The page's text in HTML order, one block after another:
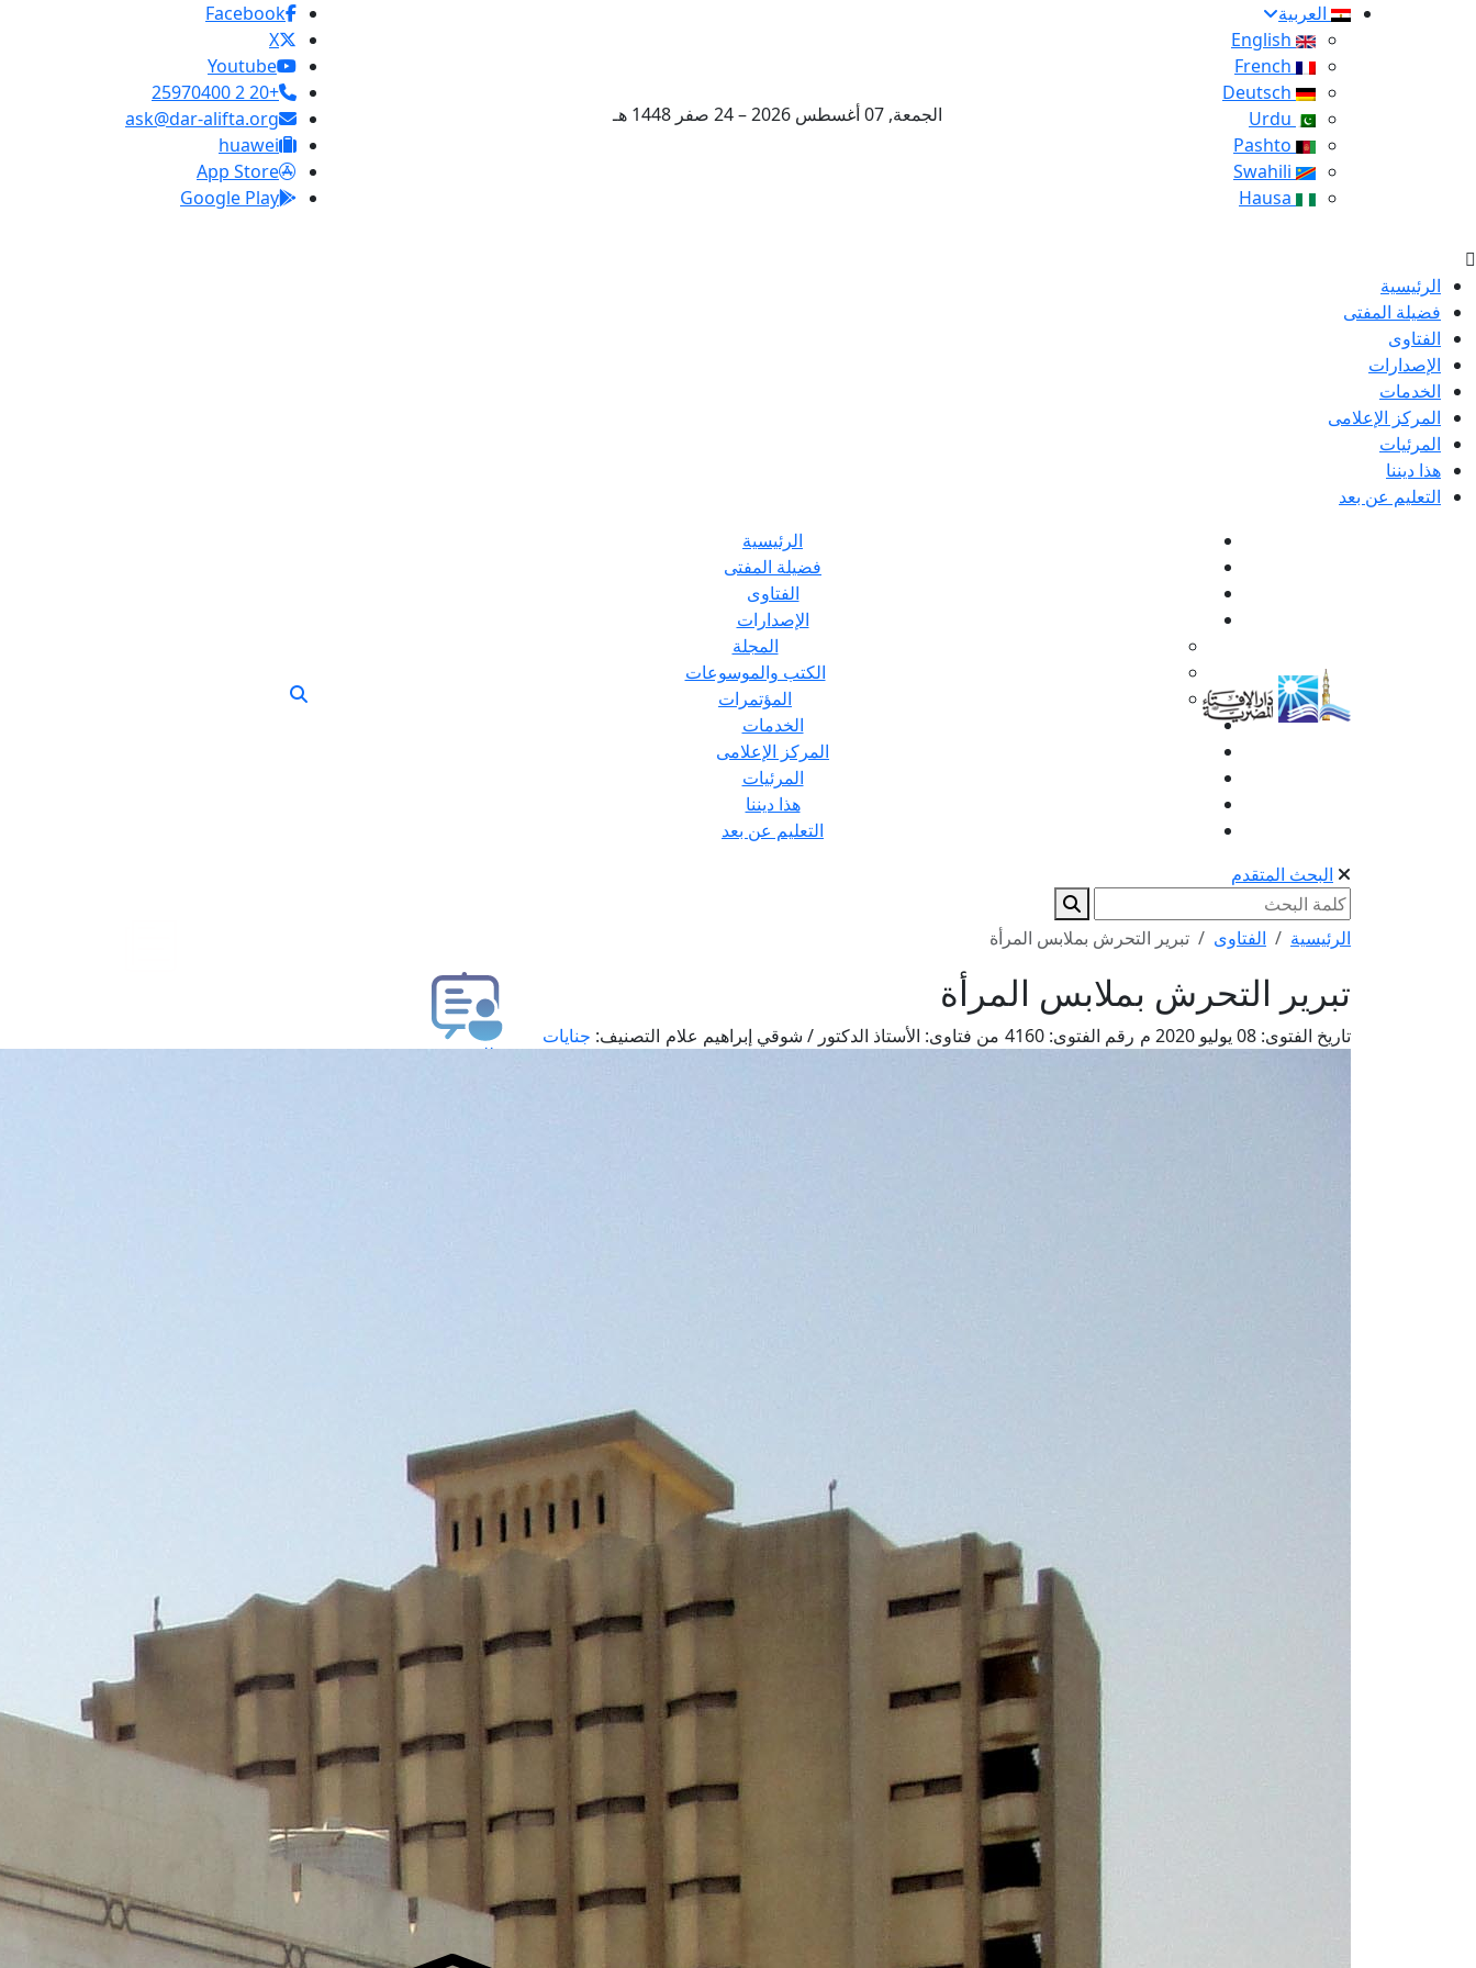
العربية
الجمعة, 07 أغسطس 2026 – 24 صفر 1448 هـ
Facebook
X
Youtube
+20 2 25970400
ask@dar-alifta.org
huawei
App Store
Google Play
الرئيسية
فضيلة المفتى
الفتاوى
الإصدارات
الخدمات
المركز الإعلامى
المرئيات
هذا ديننا
التعليم عن بعد
الرئيسية
فضيلة المفتى
الفتاوى
الإصدارات
المجلة
الكتب والموسوعات
المؤتمرات
الخدمات
المركز الإعلامى
المرئيات
هذا ديننا
التعليم عن بعد
البحث المتقدم
الرئيسية الفتاوى تبرير التحرش بملابس المرأة
تبرير التحرش بملابس المرأة
تاريخ الفتوى: رقم الفتوى: من فتاوى: الأستاذ الدكتور / شوقي إبراهيم علام التصنيف: جنايات
طلب فتوى
القاهرة · 07 أغسطس 2026 م
الفجر
4 :41
الشروق
الظهر
العصر
7 : 44
العشاء
عرض مواقيت الصلاة